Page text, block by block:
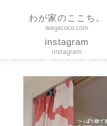
わが家のここち。
wagacoco.com
instagram
instagram